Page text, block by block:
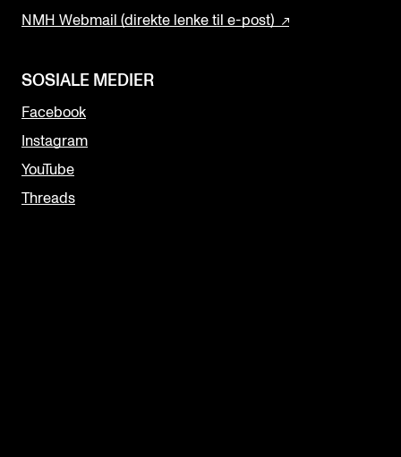
NMH Webmail (direkte lenke til e-post)
SOSIALE MEDIER
Facebook
Instagram
YouTube
Threads